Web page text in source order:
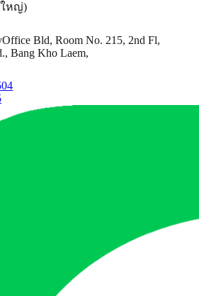
ใหญ่)
Bld, Room No. 215, 2nd Fl,
Bang Kho Laem,